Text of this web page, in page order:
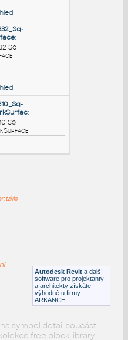
A2341 Sq-
A2340 Sq-
A2310 Sq-Autodesk Revit a další
software pro projektanty
a architekty získáte
výhodně u firmy
ARKANCE
symbol detail součást
free block library